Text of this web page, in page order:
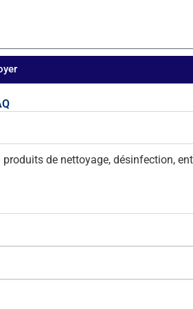
nettoyer Aquarius™ en blanc
de nettoyage, désinfection,